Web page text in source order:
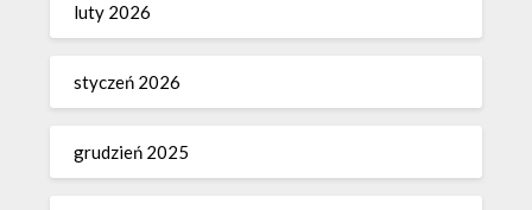
luty 2026
styczeń 2026
grudzień 2025